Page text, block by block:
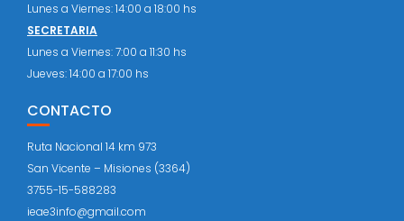
Lunes a Viernes: 14:00 a 18:00 hs
SECRETARIA
Lunes a Viernes: 7:00 a 11:30 hs
Jueves: 14:00 a 17:00 hs
CONTACTO
Ruta Nacional 14 km 973
San Vicente – Misiones (3364)
3755-15-588283
ieae3info@gmail.com